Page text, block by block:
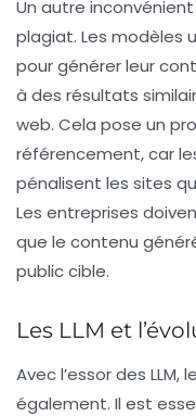
Un autre
plagiat. Les modèles
pour générer leur
à des résultats
web. Cela pose un
référencement, car
pénalisent les sites
Les entreprises
que le contenu
public cible.
Les LLM et
Avec l’essor des LLM,
également. Il est